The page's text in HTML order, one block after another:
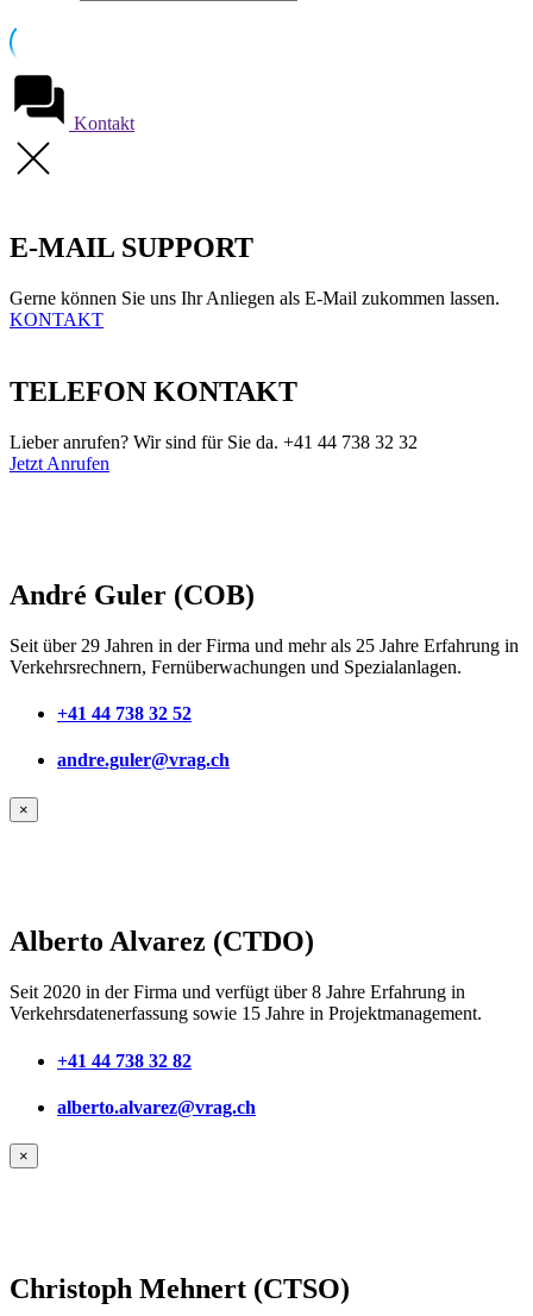
Kontakt
E-MAIL SUPPORT
Gerne können Sie uns Ihr Anliegen als E-Mail zukommen lassen.
KONTAKT
TELEFON KONTAKT
Lieber anrufen? Wir sind für Sie da. +41 44 738 32 32
Jetzt Anrufen
André Guler (COB)
Seit über 29 Jahren in der Firma und mehr als 25 Jahre Erfahrung in
Verkehrsrechnern, Fernüberwachungen und Spezialanlagen.
+41 44 738 32 52
andre.guler@vrag.ch
×
Alberto Alvarez (CTDO)
Seit 2020 in der Firma und verfügt über 8 Jahre Erfahrung in
Verkehrsdatenerfassung sowie 15 Jahre in Projektmanagement.
+41 44 738 32 82
alberto.alvarez@vrag.ch
×
Christoph Mehnert (CTSO)